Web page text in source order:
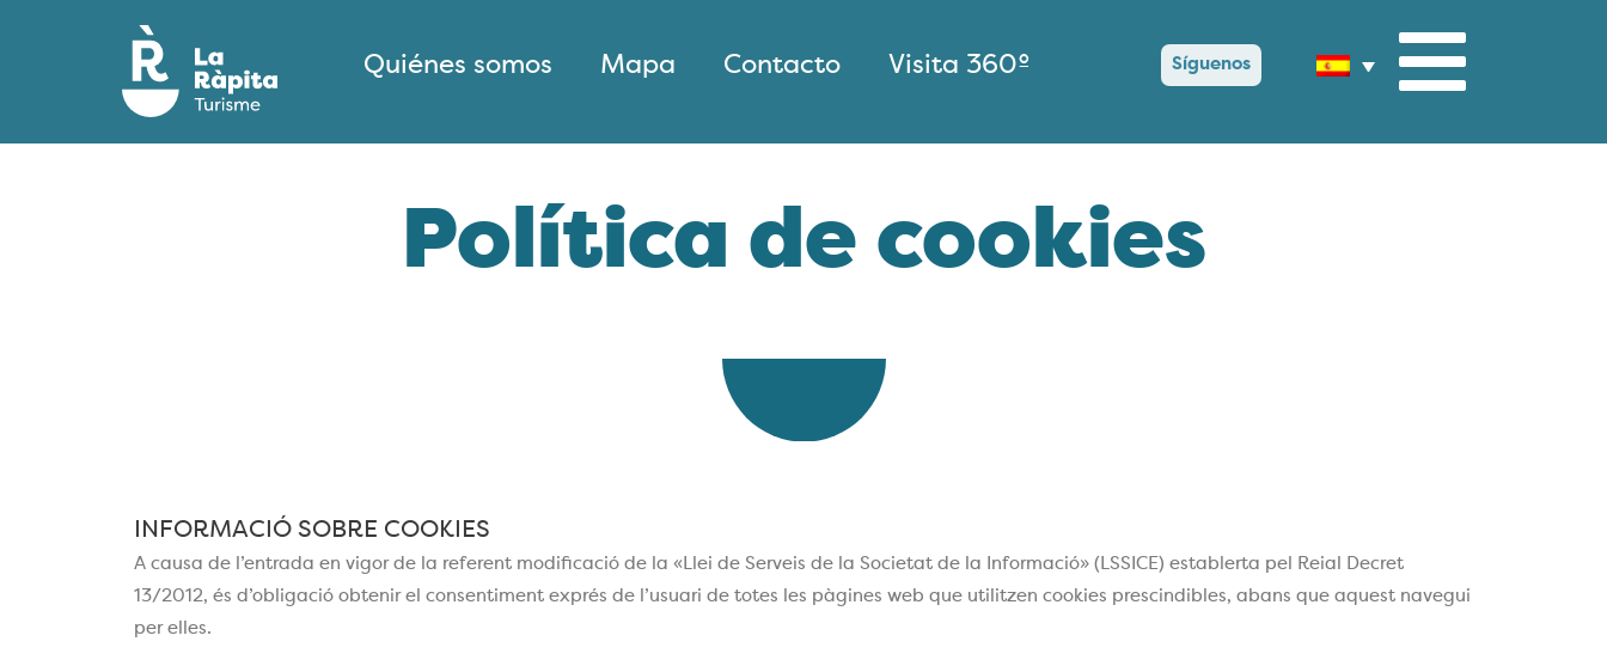
Quiénes somos Mapa Contacto Visita 360º Síguenos
Política de cookies
INFORMACIÓ SOBRE COOKIES
A causa de l’entrada en vigor de la referent modificació de la «Llei de Serveis de la Societat de la Informació» (LSSICE) establerta pel Reial Decret
13/2012, és d’obligació obtenir el consentiment exprés de l’usuari de totes les pàgines web que utilitzen cookies prescindibles, abans que aquest navegui
per elles.